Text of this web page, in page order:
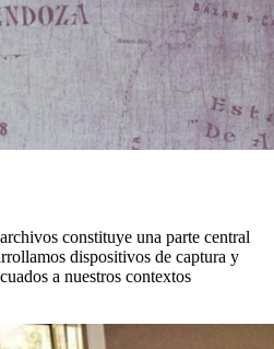
constituye una parte central
dispositivos de captura y
a nuestros contextos